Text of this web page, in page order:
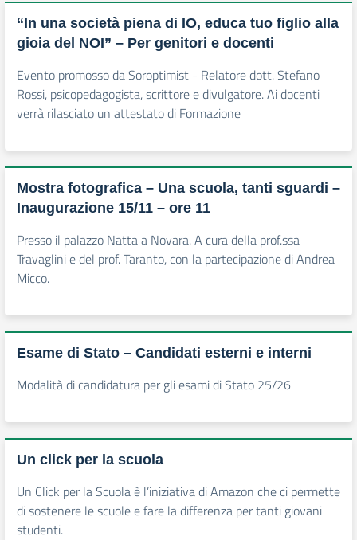
“In una società piena di IO, educa tuo figlio alla
gioia del NOI” – Per genitori e docenti
Evento promosso da Soroptimist - Relatore dott. Stefano
Rossi, psicopedagogista, scrittore e divulgatore. Ai docenti
verrà rilasciato un attestato di Formazione
Mostra fotografica – Una scuola, tanti sguardi –
Inaugurazione 15/11 – ore 11
Presso il palazzo Natta a Novara. A cura della prof.ssa
Travaglini e del prof. Taranto, con la partecipazione di Andrea
Micco.
Esame di Stato – Candidati esterni e interni
Modalità di candidatura per gli esami di Stato 25/26
Un click per la scuola
Un Click per la Scuola è l’iniziativa di Amazon che ci permette
di sostenere le scuole e fare la differenza per tanti giovani
studenti.